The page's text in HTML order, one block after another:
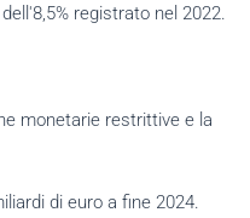
registrato nel 2022.
monetarie restrittive e la
di euro a fine 2024.